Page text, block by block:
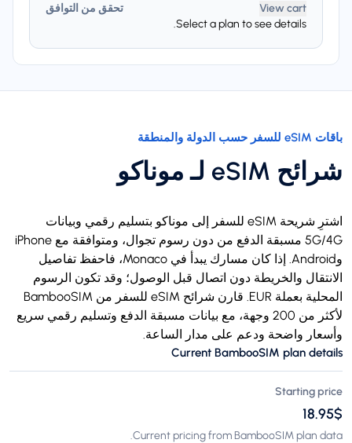
View cart
تحقق من التوافق
Select a plan to see details.
باقات eSIM للسفر حسب الدولة والمنطقة
شرائح eSIM لـ موناكو
اشترِ شريحة eSIM للسفر إلى موناكو بتسليم رقمي وبيانات
5G/4G مسبقة الدفع من دون رسوم تجوال، ومتوافقة مع iPhone
وAndroid. إذا كان مسارك يبدأ في Monaco، فاحفظ تفاصيل
الانتقال والخريطة دون اتصال قبل الوصول؛ وقد تكون الرسوم
المحلية بعملة EUR. قارن شرائح eSIM للسفر من BambooSIM
لأكثر من 200 وجهة، مع بيانات مسبقة الدفع وتسليم رقمي سريع
وأسعار واضحة ودعم على مدار الساعة.
Current BambooSIM plan details
Starting price
$‏18.95
Current pricing from BambooSIM plan data.